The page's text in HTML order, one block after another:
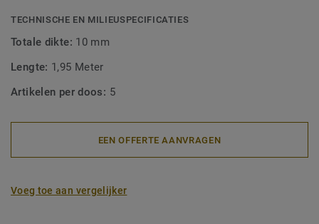
TECHNISCHE EN MILIEUSPECIFICATIES
Totale dikte: 10 mm
Lengte: 1,95 Meter
Artikelen per doos: 5
EEN OFFERTE AANVRAGEN
Voeg toe aan vergelijker